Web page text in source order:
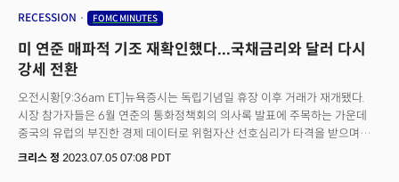
RECESSION FOMC MINUTES
미 연준 매파적 기조 재확인했다...국채금리와 달러 다시
강세 전환
오전시황[9:36am ET]뉴욕증시는 독립기념일 휴장 이후 거래가 재개됐다.
시장 참가자들은 6월 연준의 통화정책회의 의사록 발표에 주목하는 가운데
중국의 유럽의 부진한 경제 데이터로 위험자산 선호심리가 타격을 받으며
하락 출발했다. (다우 -0.43%, S&P500 -0.34%, 나스닥 -0.24%)
크리스 정 2023.07.05 07:08 PDT